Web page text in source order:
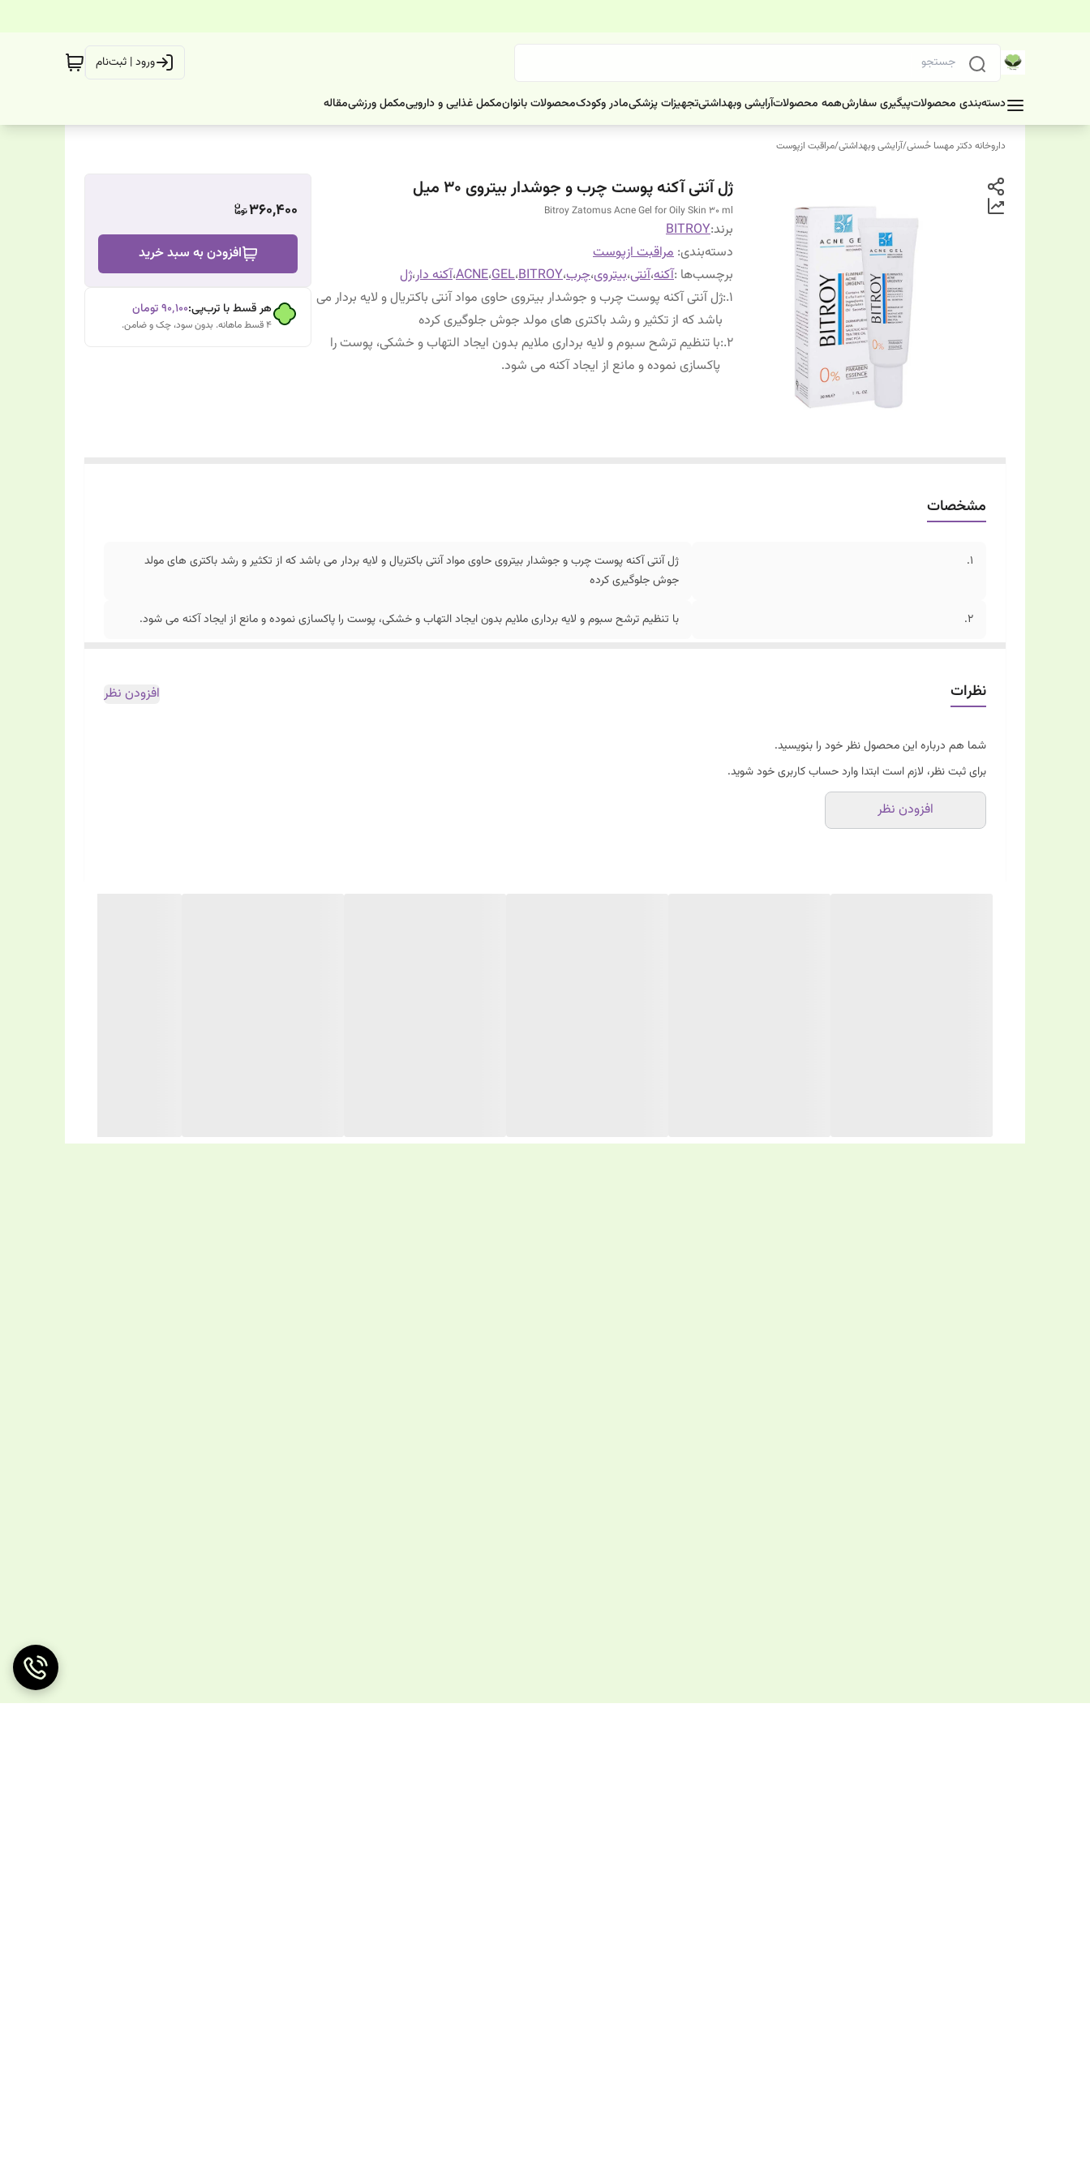
ورود | ثبت‌نام
دسته‌بندی محصولاتپیگیری سفارشهمه محصولاتآرایشی وبهداشتیتجهیزات پزشکیمادر وکودکمحصولات بانوانمکمل غذایی و داروییمکمل ورزشیمقاله
داروخانه دکتر مهسا حُسنی/آرایشی وبهداشتی/مراقبت ازپوست
ژل آنتی آکنه پوست چرب و جوشدار بیتروی 30 میل
Bitroy Zatomus Acne Gel for Oily Skin 30 ml
برند:BITROY
دسته‌بندی: مراقبت ازپوست
برچسب‌ها :آکنه،آنتی،بیتروی،چرب،BITROY،GEL،ACNE،آکنه دار،ژل
1.
:ژل آنتی آکنه پوست چرب و جوشدار بیتروی حاوی مواد آنتی باکتریال و لایه بردار می
باشد که از تکثیر و رشد باکتری های مولد جوش جلوگیری کرده
2.
:با تنظیم ترشح سبوم و لایه برداری ملایم بدون ایجاد التهاب و خشکی، پوست را
پاکسازی نموده و مانع از ایجاد آکنه می شود.
360,400
افزودن به سبد خرید
هر قسط با ترب‌پی:۹۰٬۱۰۰تومان
۴ قسط ماهانه. بدون سود، چک و ضامن.
مشخصات
1.
ژل آنتی آکنه پوست چرب و جوشدار بیتروی حاوی مواد آنتی باکتریال و لایه بردار می باشد که از تکثیر و رشد باکتری های مولد
جوش جلوگیری کرده
2. با تنظیم ترشح سبوم و لایه برداری ملایم بدون ایجاد التهاب و خشکی، پوست را پاکسازی نموده و مانع از ایجاد آکنه می شود.
نظرات افزودن نظر
شما هم درباره این محصول نظر خود را بنویسید.
برای ثبت نظر، لازم است ابتدا وارد حساب کاربری خود شوید.
افزودن نظر